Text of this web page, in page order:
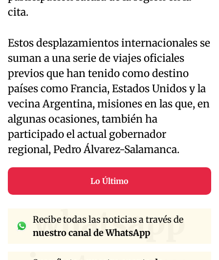
cita.
Estos desplazamientos internacionales se
suman a una serie de viajes oficiales
previos que han tenido como destino
países como Francia, Estados Unidos y la
vecina Argentina, misiones en las que, en
algunas ocasiones, también ha
participado el actual gobernador
regional, Pedro Álvarez-Salamanca.
Lo Último
whatsapp
Recibe todas las noticias a través de
nuestro canal de WhatsApp